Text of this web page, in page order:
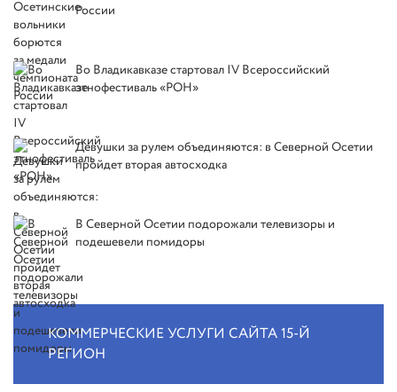
России
Во Владикавказе стартовал IV Всероссийский
этнофестиваль «РОН»
Девушки за рулем объединяются: в Северной Осетии
пройдет вторая автосходка
В Северной Осетии подорожали телевизоры и
подешевели помидоры
КОММЕРЧЕСКИЕ УСЛУГИ САЙТА 15-Й
РЕГИОН